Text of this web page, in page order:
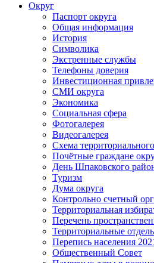
Округ
Паспорт округа
Общая информация
История
Символика
Экстренные службы
Телефоны доверия
Инвестиционная
СМИ округа
Экономика
Социальная сфера
Фотогалерея
Видеогалерея
Схема
Почётные граждане
День Шпаковского
Туризм
Дума округа
Контрольно счетный
Территориальная
Перечень
Территориальные
Перепись населения
Общественный Совет